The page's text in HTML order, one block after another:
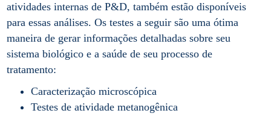
atividades internas de P&D, também estão disponíveis
para essas análises. Os testes a seguir são uma ótima
maneira de gerar informações detalhadas sobre seu
sistema biológico e a saúde de seu processo de
tratamento:
Caracterização microscópica
Testes de atividade metanogênica